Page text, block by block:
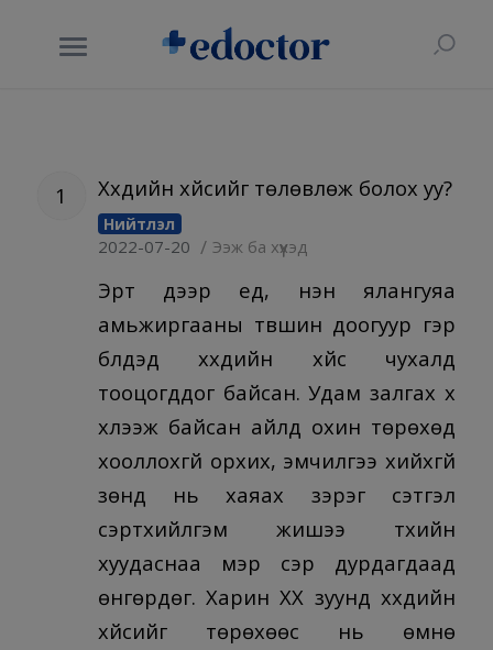
1 Хүүхдийн хүйсийг төлөвлөж болох уу?
Нийтлэл
2022-07-20 / Ээж ба хүүхэд
Эрт дээр үед, нэн ялангуяа
амьжиргааны түвшин доогуур гэр
бүлүүдэд хүүхдийн хүйс чухалд
тооцогддог байсан. Удам залгах хүү
хүлээж байсан айлд охин төрөхөд
хооллохгүй орхих, эмчилгээ хийхгүй
зөнд нь хаяах зэрэг сэтгэл
сэртхийлгэм жишээ түүхийн
хуудаснаа мэр сэр дурдагдаад
өнгөрдөг. Харин ХХ зуунд хүүхдийн
хүйсийг төрөхөөс нь өмнө